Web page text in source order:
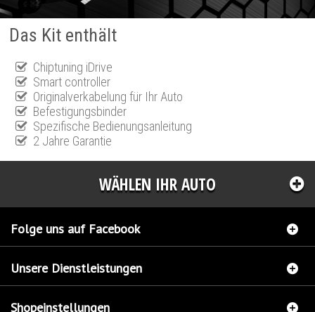
Das Kit enthält
Chiptuning iDrive
Smart controller
Originalverkabelung für Ihr Auto
Befestigungsbinder
Spezifische Bedienungsanleitung
2 Jahre Garantie
WÄHLEN IHR AUTO
Folge uns auf Facebook
Unsere Dienstleistungen
Shopeinstellungen